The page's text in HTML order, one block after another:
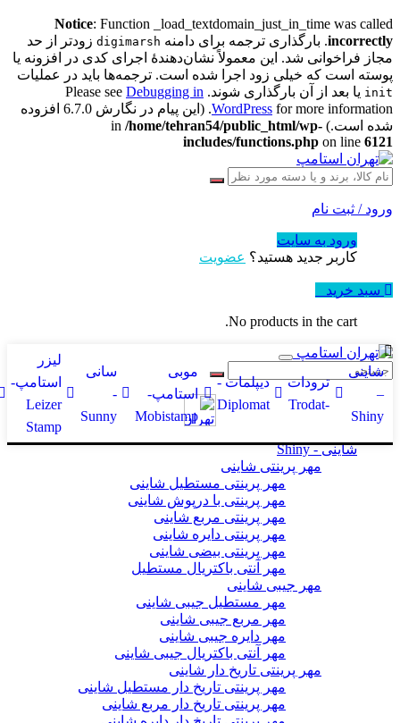
Notice: Function _load_textdomain_just_in_time was called
incorrectly. بارگذاری ترجمه برای دامنه digimarsh زودتر از حد
مجاز فراخوانی شد. این معمولاً نشان‌دهندهٔ اجرای کدی در افزونه یا
پوسته است که خیلی زود اجرا شده است. ترجمه‌ها باید در عملیات
init یا بعد از آن بارگذاری شوند. Please see Debugging in
WordPress
for more information. (این پیام در نگارش 6.7.0 افزوده
شده است.) in /home/tehran54/public_html/wp-
includes/functions.php on line 6121
ورود / ثبت نام
ورود به سایت
کاربر جدید هستید؟ عضویت
سبد خرید
No products in the cart.
شاینی
–
Shiny
ترودات
-Trodat
دیپلمات -
Diplomat
موبی
استامپ-
Mobistamp
سانی
-
Sunny
لیزر
استامپ-
Leizer
Stamp
شاینی - Shiny
مهر پرینتی شاینی
مهر پرینتی مستطیل شاینی
مهر پرینتی با درپوش شاینی
مهر پرینتی مربع شاینی
مهر پرینتی دایره شاینی
مهر پرینتی بیضی شاینی
مهر آنتی باکتریال مستطیل
مهر جیبی شاینی
مهر مستطیل جیبی شاینی
مهر مربع جیبی شاینی
مهر دایره جیبی شاینی
مهر آنتی باکتریال جیبی شاینی
مهر پرینتی تاریخ دار شاینی
مهر پرینتی تاریخ دار مستطیل شاینی
مهر پرینتی تاریخ دار مربع شاینی